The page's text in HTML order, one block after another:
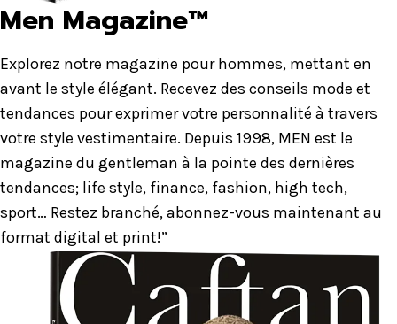
Men Magazine™
Explorez notre magazine pour hommes, mettant en
avant le style élégant. Recevez des conseils mode et
tendances pour exprimer votre personnalité à travers
votre style vestimentaire. Depuis 1998, MEN est le
magazine du gentleman à la pointe des dernières
tendances; life style, finance, fashion, high tech,
sport… Restez branché, abonnez-vous maintenant au
format digital et print!”